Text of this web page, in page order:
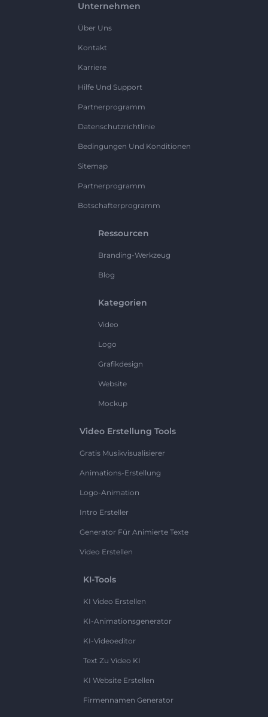
Unternehmen
Über Uns
Kontakt
Karriere
Hilfe Und Support
Partnerprogramm
Datenschutzrichtlinie
Bedingungen Und Konditionen
Sitemap
Partnerprogramm
Botschafterprogramm
Ressourcen
Branding-Werkzeug
Blog
Kategorien
Video
Logo
Grafikdesign
Website
Mockup
Video Erstellung Tools
Gratis Musikvisualisierer
Animations-Erstellung
Logo-Animation
Intro Ersteller
Generator Für Animierte Texte
Video Erstellen
KI-Tools
KI Video Erstellen
KI-Animationsgenerator
KI-Videoeditor
Text Zu Video KI
KI Website Erstellen
Firmennamen Generator